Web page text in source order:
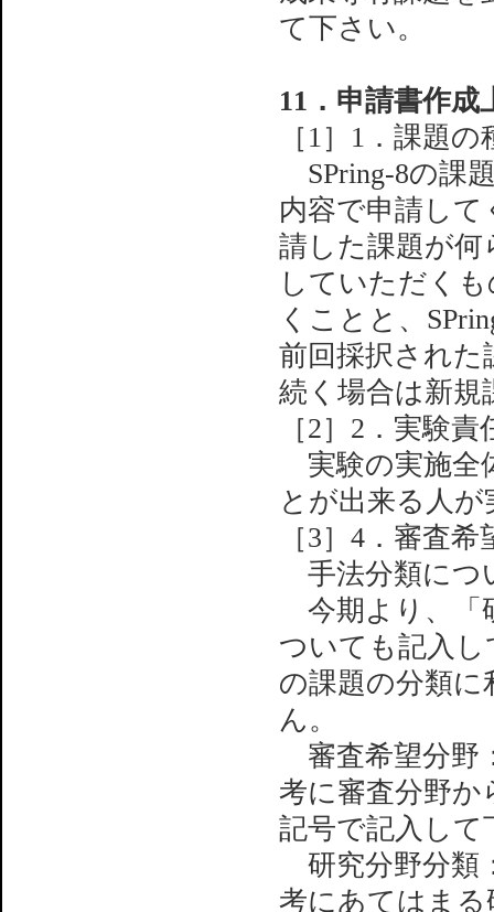
て下さい。
11．申請書作成
［1］1．課題
SPring-8の課
内容で申請して
請した課題が
していただく
くことと、
前回採択され
続く場合は新規
［2］2．実験
実験の実施全
とが出来る人
［3］4．審査
手法分類につ
今期より、「
ついても記入
の課題の分類
ん。
審査希望分野
考に審査分野
記号で記入し
研究分野分類
考にあてはまる